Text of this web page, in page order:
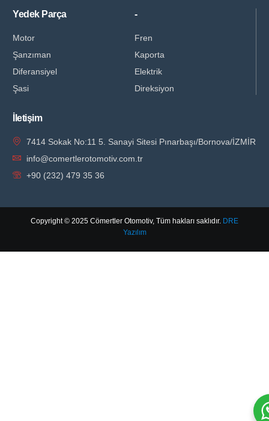
Yedek Parça
Motor
Şanzıman
Diferansiyel
Şasi
-
Fren
Kaporta
Elektrik
Direksiyon
İletişim
7414 Sokak No:11 5. Sanayi Sitesi Pınarbaşı/Bornova/İZMİR
info@comertlerotomotiv.com.tr
+90 (232) 479 35 36
Copyright © 2025 Cömertler Otomotiv, Tüm hakları saklıdır. DRE
Yazılım